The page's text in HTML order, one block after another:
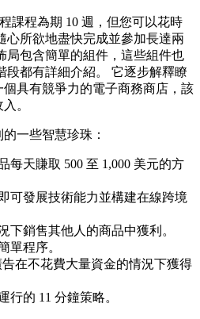
課程為期 10 週，但您可以花時
心所欲地盡快完成並參加長達兩
局包含簡單的組件，這些組件也
段都有詳細介紹。 它逐步解釋瞭
具有競爭力的電子商務商店，該
。
一些智慧珍珠：
每天賺取 500 至 1,000 美元的方
可發展技術能力並構建在線跨境
下銷售其他人的商品中獲利。
單程序。
告在不花費大量資金的情況下獲得
行的 11 分鐘策略。